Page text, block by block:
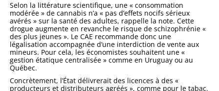
Selon la littérature scientifique, une « consommation
modérée » de cannabis n’a « pas d’effets nocifs sérieux
avérés » sur la santé des adultes, rappelle la note. Cette
drogue augmente en revanche le risque de schizophrénie «
des plus jeunes ». Le CAE recommande donc une
légalisation accompagnée d’une interdiction de vente aux
mineurs. Pour cela, les économistes souhaitent une «
gestion étatique centralisée » comme en Uruguay ou au
Québec.
Concrètement, l’État délivrerait des licences à des «
producteurs et distributeurs agréés », comme pour le tabac.